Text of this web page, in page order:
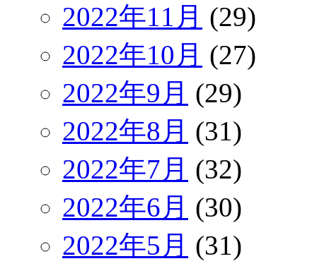
2022年11月 (29)
2022年10月 (27)
2022年9月 (29)
2022年8月 (31)
2022年7月 (32)
2022年6月 (30)
2022年5月 (31)